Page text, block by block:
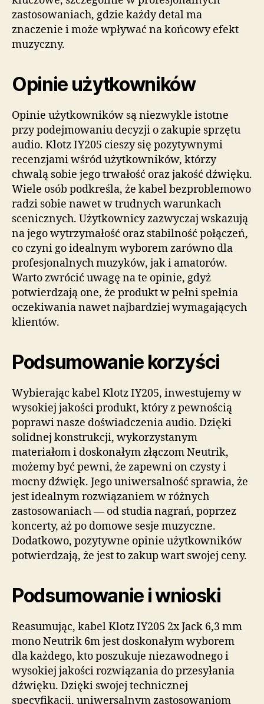
zastosowaniach, gdzie każdy detal ma
znaczenie i może wpływać na końcowy efekt
muzyczny.
Opinie użytkowników
Opinie użytkowników są niezwykle istotne
przy podejmowaniu decyzji o zakupie sprzętu
audio. Klotz IY205 cieszy się pozytywnymi
recenzjami wśród użytkowników, którzy
chwalą sobie jego trwałość oraz jakość dźwięku.
Wiele osób podkreśla, że kabel bezproblemowo
radzi sobie nawet w trudnych warunkach
scenicznych. Użytkownicy zazwyczaj wskazują
na jego wytrzymałość oraz stabilność połączeń,
co czyni go idealnym wyborem zarówno dla
profesjonalnych muzyków, jak i amatorów.
Warto zwrócić uwagę na te opinie, gdyż
potwierdzają one, że produkt w pełni spełnia
oczekiwania nawet najbardziej wymagających
klientów.
Podsumowanie korzyści
Wybierając kabel Klotz IY205, inwestujemy w
wysokiej jakości produkt, który z pewnością
poprawi nasze doświadczenia audio. Dzięki
solidnej konstrukcji, wykorzystanym
materiałom i doskonałym złączom Neutrik,
możemy być pewni, że zapewni on czysty i
mocny dźwięk. Jego uniwersalność sprawia, że
jest idealnym rozwiązaniem w różnych
zastosowaniach — od studia nagrań, poprzez
koncerty, aż po domowe sesje muzyczne.
Dodatkowo, pozytywne opinie użytkowników
potwierdzają, że jest to zakup wart swojej ceny.
Podsumowanie i wnioski
Reasumując, kabel Klotz IY205 2x Jack 6,3 mm
mono Neutrik 6m jest doskonałym wyborem
dla każdego, kto poszukuje niezawodnego i
wysokiej jakości rozwiązania do przesyłania
dźwięku. Dzięki swojej technicznej
specyfikacji, uniwersalnym zastosowaniom